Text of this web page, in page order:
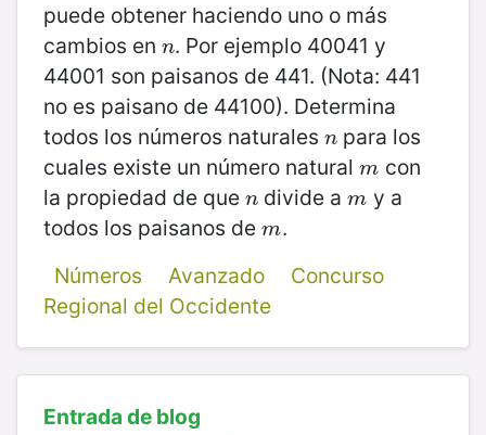
puede obtener haciendo uno o más
cambios en n
n. Por ejemplo 40041 y
44001 son paisanos de 441. (Nota: 441
no es paisano de 44100). Determina
todos los números naturales n
n para los
cuales existe un número natural m
m con
la propiedad de que n
n divide am
m y a
todos los paisanos de m
m.
Números
Avanzado
Concurso
Regional del Occidente
Entrada de blog